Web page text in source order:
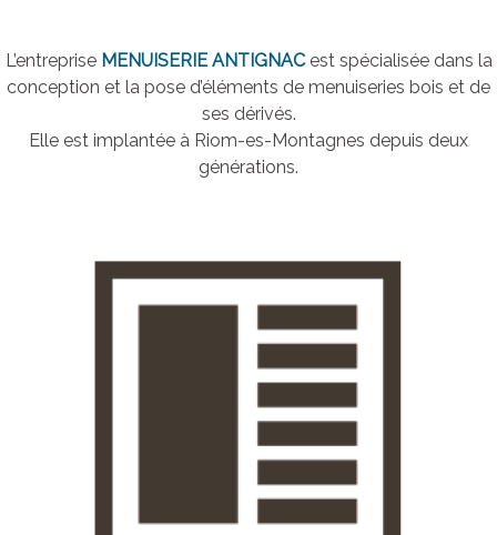
L’entreprise MENUISERIE ANTIGNACest spécialisée dans la
conception et la pose d’éléments de menuiseries bois et de
ses dérivés.
Elle est implantée à Riom-es-Montagnes depuis deux
générations.